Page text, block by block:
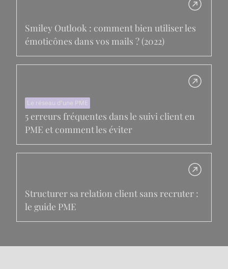
Smiley Outlook : comment bien utiliser les
émoticônes dans vos mails ? (2022)
Le réseau d'une PME
5 erreurs fréquentes dans le suivi client en
PME et comment les éviter
Structurer sa relation client sans recruter :
le guide PME